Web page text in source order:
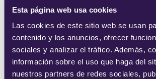
Esta página web usa cookies
Las cookies de este sitio web se usan
contenido y los anuncios, ofrecer
sociales y analizar el tráfico. Además,
información sobre el uso que haga del
nuestros partners de redes sociales,
He leído y aceptolostérminos del
privacidad.